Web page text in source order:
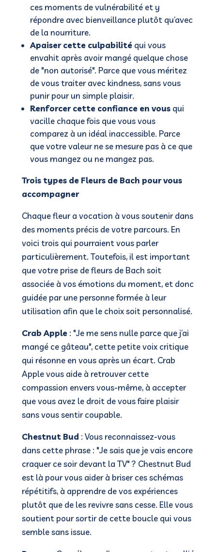
ces moments de vulnérabilité et y
répondre avec bienveillance plutôt qu’avec
de la nourriture.
Apaiser cette culpabilitéqui vous
envahit après avoir mangé quelque chose
de "non autorisé". Parce que vous méritez
de vous traiter avec kindness, sans vous
punir pour un simple plaisir.
Renforcer cette confiance en vousqui
vacille chaque fois que vous vous
comparez à un idéal inaccessible. Parce
que votre valeur ne se mesure pas à ce que
vous mangez ou ne mangez pas.
Trois types de Fleurs de Bach pour vous
accompagner
Chaque fleur a vocation à vous soutenir dans
des moments précis de votre parcours. En
voici trois qui pourraient vous parler
particulièrement. Toutefois, il est important
que votre prise de fleurs de Bach soit
associée à vos émotions du moment, et donc
guidée par une personne formée à leur
utilisation afin que le choix soit personnalisé.
Crab Apple: "Je me sens nulle parce que j’ai
mangé ce gâteau", cette petite voix critique
qui résonne en vous après un écart. Crab
Apple vous aide à retrouver cette
compassion envers vous-même, à accepter
que vous avez le droit de vous faire plaisir
sans vous sentir coupable.
Chestnut Bud : Vous reconnaissez-vous
dans cette phrase : "Je sais que je vais encore
craquer ce soir devant la TV" ? Chestnut Bud
est là pour vous aider à briser ces schémas
répétitifs, à apprendre de vos expériences
plutôt que de les revivre sans cesse. Elle vous
soutient pour sortir de cette boucle qui vous
semble sans issue.